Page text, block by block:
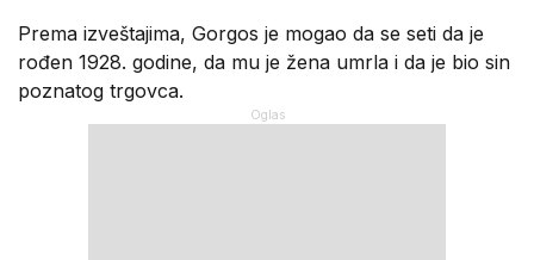
Prema izveštajima, Gorgos je mogao da se seti da je
rođen 1928. godine, da mu je žena umrla i da je bio sin
poznatog trgovca.